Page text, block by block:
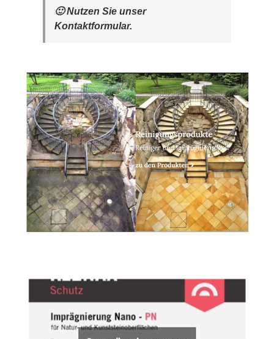
🙂 Nutzen Sie unser
Kontaktformular.